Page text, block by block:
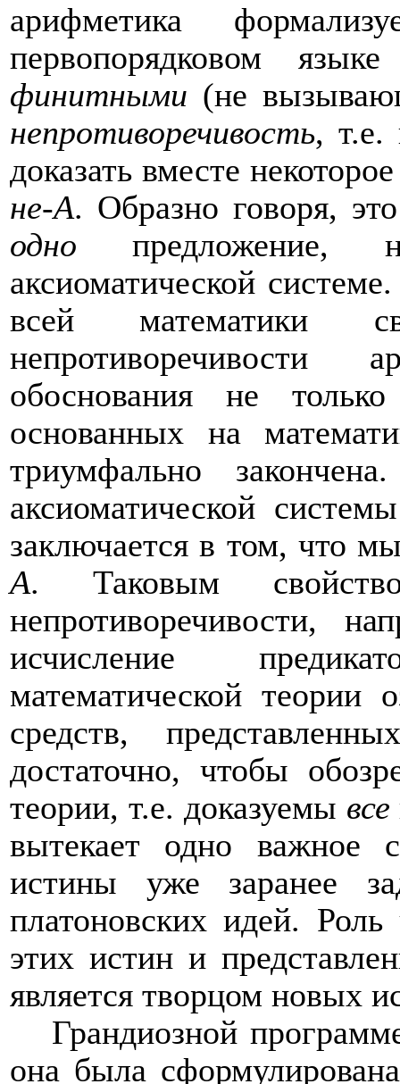
арифметика
первопорядковом
финитными (не
непротиворечивость, т.е.
доказать вместе
не-A. Образно говоря,
одно предложение,
аксиоматической
всей математики
обоснования не
основанных на
триумфально
аксиоматической
заключается в том, что
A. Таковым
непротиворечивости,
исчисление
математической теории
средств,
достаточно, чтобы
теории, т.е. доказуемы все
вытекает одно важное
истины уже заранее
платоновских идей.
этих истин и
является творцом новых
Грандиозной
она была